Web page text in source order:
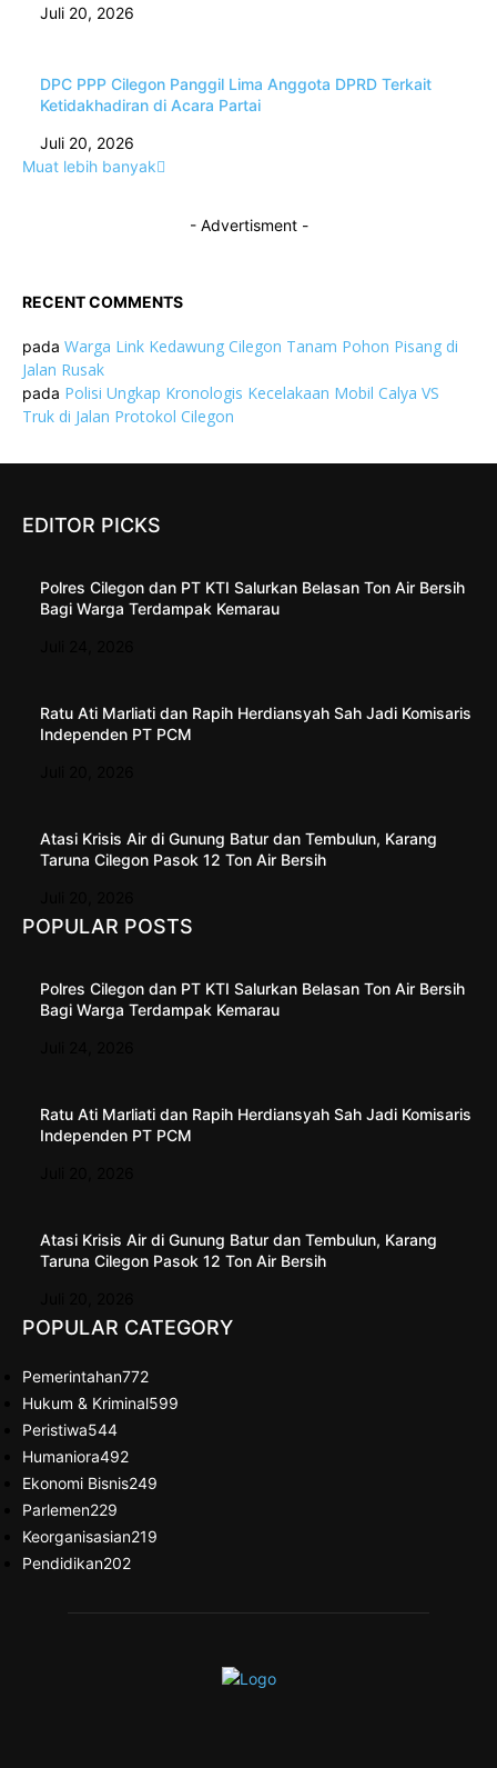
Juli 20, 2026
DPC PPP Cilegon Panggil Lima Anggota DPRD Terkait
Ketidakhadiran di Acara Partai
Juli 20, 2026
Muat lebih banyak
- Advertisment -
RECENT COMMENTS
pada Warga Link Kedawung Cilegon Tanam Pohon Pisang di
Jalan Rusak
pada Polisi Ungkap Kronologis Kecelakaan Mobil Calya VS
Truk di Jalan Protokol Cilegon
EDITOR PICKS
Polres Cilegon dan PT KTI Salurkan Belasan Ton Air Bersih
Bagi Warga Terdampak Kemarau
Ratu Ati Marliati dan Rapih Herdiansyah Sah Jadi Komisaris
Independen PT PCM
Atasi Krisis Air di Gunung Batur dan Tembulun, Karang
Taruna Cilegon Pasok 12 Ton Air Bersih
POPULAR POSTS
Polres Cilegon dan PT KTI Salurkan Belasan Ton Air Bersih
Bagi Warga Terdampak Kemarau
Ratu Ati Marliati dan Rapih Herdiansyah Sah Jadi Komisaris
Independen PT PCM
Atasi Krisis Air di Gunung Batur dan Tembulun, Karang
Taruna Cilegon Pasok 12 Ton Air Bersih
POPULAR CATEGORY
Pemerintahan772
Hukum & Kriminal599
Peristiwa544
Humaniora492
Ekonomi Bisnis249
Parlemen229
Keorganisasian219
Pendidikan202